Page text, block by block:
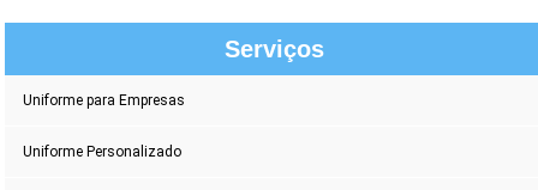
Serviços
Uniforme para Empresas
Uniforme Personalizado